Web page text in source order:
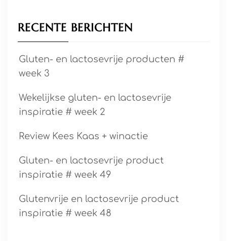
RECENTE BERICHTEN
Gluten- en lactosevrije producten #
week 3
Wekelijkse gluten- en lactosevrije
inspiratie # week 2
Review Kees Kaas + winactie
Gluten- en lactosevrije product
inspiratie # week 49
Glutenvrije en lactosevrije product
inspiratie # week 48